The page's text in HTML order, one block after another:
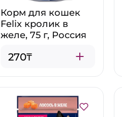
Корм для кошек
Felix кролик в
желе, 75 г, Россия
270₸